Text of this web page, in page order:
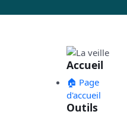
Accueil
🏠 Page
d'accueil
Outils